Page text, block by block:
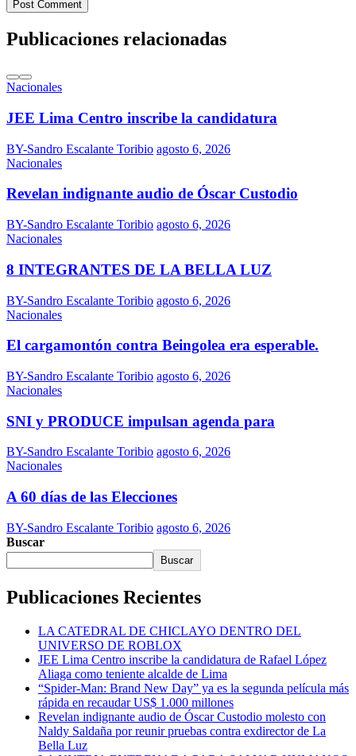
Post Comment
Publicaciones relacionadas
Nacionales
JEE Lima Centro inscribe la candidatura
BY-Sandro Escalante Toribio agosto 6, 2026
Nacionales
Revelan indignante audio de Óscar Custodio
BY-Sandro Escalante Toribio agosto 6, 2026
Nacionales
8 INTEGRANTES DE LA BELLA LUZ
BY-Sandro Escalante Toribio agosto 6, 2026
Nacionales
El cargamontón contra Beingolea era esperable.
BY-Sandro Escalante Toribio agosto 6, 2026
Nacionales
SNI y PRODUCE impulsan agenda para
BY-Sandro Escalante Toribio agosto 6, 2026
Nacionales
A 60 días de las Elecciones
BY-Sandro Escalante Toribio agosto 6, 2026
Buscar
Buscar
Publicaciones Recientes
LA CATEDRAL DE CHICLAYO DENTRO DEL
UNIVERSO DE ROBLOX
JEE Lima Centro inscribe la candidatura de Rafael López
Aliaga como teniente alcalde de Lima
“Spider-Man: Brand New Day” ya es la segunda película más
rápida en recaudar US$ 1.000 millones
Revelan indignante audio de Óscar Custodio molesto con
Naldy Saldaña por reunir pruebas contra exdirector de La
Bella Luz